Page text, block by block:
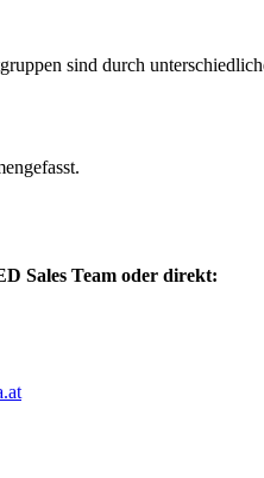
sind durch
Sales Team oder direkt: